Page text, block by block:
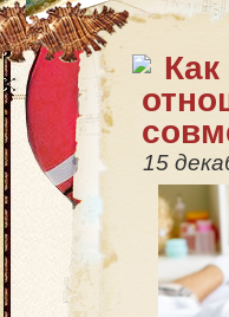
15